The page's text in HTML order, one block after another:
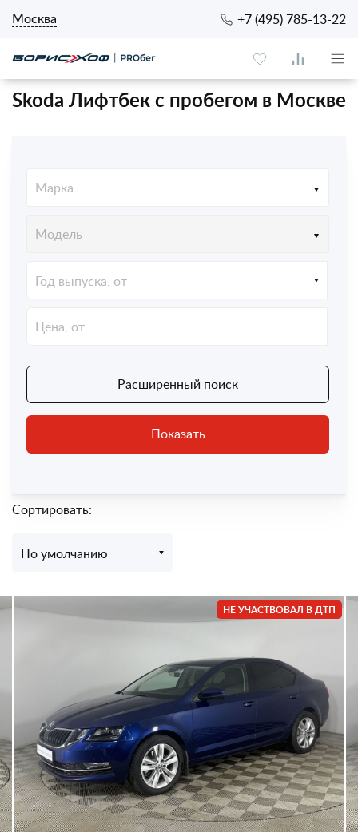
Москва +7 (495) 785-13-22
Skoda Лифтбек с пробегом в Москве
Марка
Модель
Год выпуска, от
Расширенный поиск
Показать
Сортировать:
По умолчанию
НЕ УЧАСТВОВАЛ В ДТП